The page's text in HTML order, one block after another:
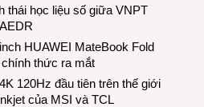
thái học liệu số giữa VNPT
HUAWEI MateBook Fold
thức ra mắt
120Hz đầu tiên trên thế giới
của MSI và TCL